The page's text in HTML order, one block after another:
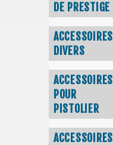
DE PRESTIGE
ACCESSOIRES
DIVERS
ACCESSOIRES
POUR
PISTOLIER
ACCESSOIRES